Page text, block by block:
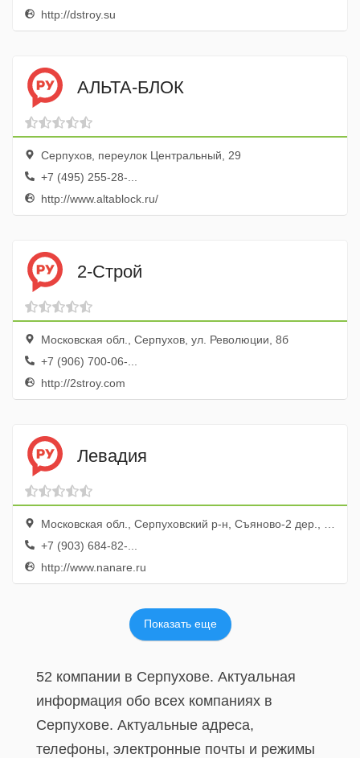
http://dstroy.su
АЛЬТА-БЛОК
Серпухов, переулок Центральный, 29
+7 (495) 255-28-...
http://www.altablock.ru/
2-Строй
Московская обл., Серпухов, ул. Революции, 8б
+7 (906) 700-06-...
http://2stroy.com
Левадия
Московская обл., Серпуховский р-н, Съяново-2 дер., 10б
+7 (903) 684-82-...
http://www.nanare.ru
Показать еще
52 компании в Серпухове. Актуальная
информация обо всех компаниях в
Серпухове. Актуальные адреса,
телефоны, электронные почты и режимы